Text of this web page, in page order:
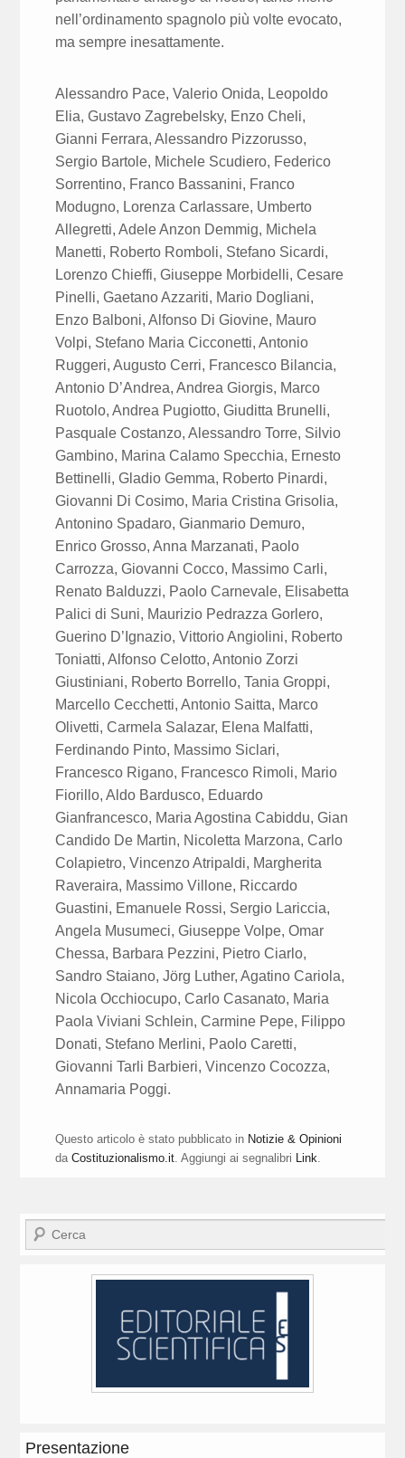
nell’ordinamento spagnolo più volte evocato,
ma sempre inesattamente.
Alessandro Pace, Valerio Onida, Leopoldo
Elia, Gustavo Zagrebelsky, Enzo Cheli,
Gianni Ferrara, Alessandro Pizzorusso,
Sergio Bartole, Michele Scudiero, Federico
Sorrentino, Franco Bassanini, Franco
Modugno, Lorenza Carlassare, Umberto
Allegretti, Adele Anzon Demmig, Michela
Manetti, Roberto Romboli, Stefano Sicardi,
Lorenzo Chieffi, Giuseppe Morbidelli, Cesare
Pinelli, Gaetano Azzariti, Mario Dogliani,
Enzo Balboni, Alfonso Di Giovine, Mauro
Volpi, Stefano Maria Cicconetti, Antonio
Ruggeri, Augusto Cerri, Francesco Bilancia,
Antonio D’Andrea, Andrea Giorgis, Marco
Ruotolo, Andrea Pugiotto, Giuditta Brunelli,
Pasquale Costanzo, Alessandro Torre, Silvio
Gambino, Marina Calamo Specchia, Ernesto
Bettinelli, Gladio Gemma, Roberto Pinardi,
Giovanni Di Cosimo, Maria Cristina Grisolia,
Antonino Spadaro, Gianmario Demuro,
Enrico Grosso, Anna Marzanati, Paolo
Carrozza, Giovanni Cocco, Massimo Carli,
Renato Balduzzi, Paolo Carnevale, Elisabetta
Palici di Suni, Maurizio Pedrazza Gorlero,
Guerino D’Ignazio, Vittorio Angiolini, Roberto
Toniatti, Alfonso Celotto, Antonio Zorzi
Giustiniani, Roberto Borrello, Tania Groppi,
Marcello Cecchetti, Antonio Saitta, Marco
Olivetti, Carmela Salazar, Elena Malfatti,
Ferdinando Pinto, Massimo Siclari,
Francesco Rigano, Francesco Rimoli, Mario
Fiorillo, Aldo Bardusco, Eduardo
Gianfrancesco, Maria Agostina Cabiddu, Gian
Candido De Martin, Nicoletta Marzona, Carlo
Colapietro, Vincenzo Atripaldi, Margherita
Raveraira, Massimo Villone, Riccardo
Guastini, Emanuele Rossi, Sergio Lariccia,
Angela Musumeci, Giuseppe Volpe, Omar
Chessa, Barbara Pezzini, Pietro Ciarlo,
Sandro Staiano, Jörg Luther, Agatino Cariola,
Nicola Occhiocupo, Carlo Casanato, Maria
Paola Viviani Schlein, Carmine Pepe, Filippo
Donati, Stefano Merlini, Paolo Caretti,
Giovanni Tarli Barbieri, Vincenzo Cocozza,
Annamaria Poggi.
Questo articolo è stato pubblicato in Notizie & Opinioni
daCostituzionalismo.it . Aggiungi ai segnalibri Link
Cerca
Presentazione